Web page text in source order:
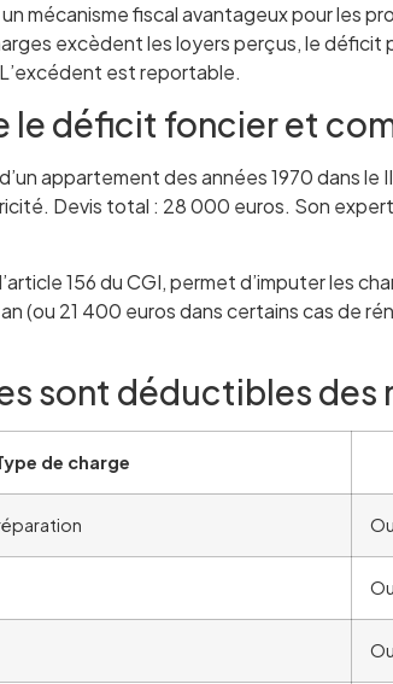
mécanisme fiscal avantageux pour les
excèdent les loyers perçus, le déficit
est reportable.
le déficit foncier et
appartement des années 1970 dans
Devis total : 28 000 euros. Son
156 du CGI, permet d’imputer les
(ou 21 400 euros dans certains cas de
sont déductibles des
de charge